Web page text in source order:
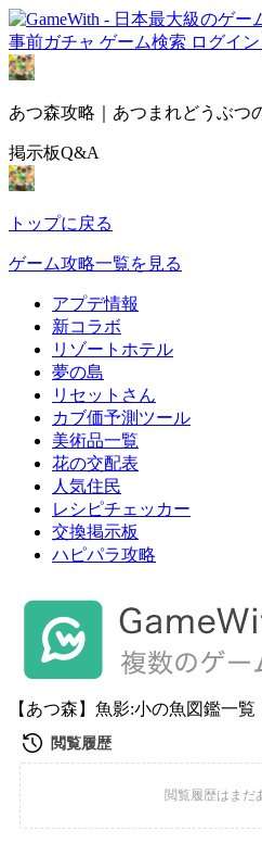
事前ガチャ ゲーム検索 ログイン
あつ森攻略｜あつまれどうぶつ
掲示板Q&A
トップに戻る
ゲーム攻略一覧を見る
アプデ情報
新コラボ
リゾートホテル
夢の島
リセットさん
カブ価予測ツール
美術品一覧
花の交配表
人気住民
レシピチェッカー
交換掲示板
ハピパラ攻略
【あつ森】魚影:小の魚図鑑一